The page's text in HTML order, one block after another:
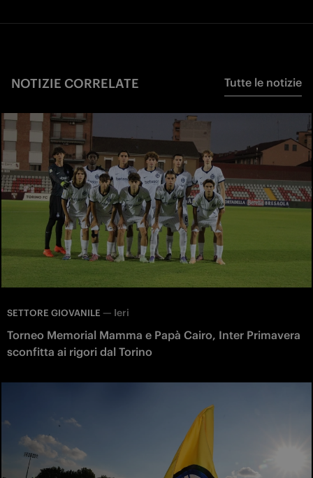
NOTIZIE CORRELATE Tutte le notizie
SETTORE GIOVANILE — Ieri
Torneo Memorial Mamma e Papà Cairo, Inter Primavera
sconfitta ai rigori dal Torino